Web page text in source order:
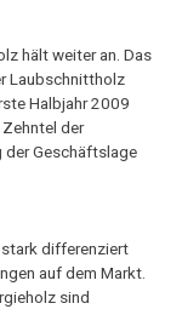
hält weiter an. Das
Laubschnittholz
Halbjahr 2009
der
der Geschäftslage
differenziert
auf dem Markt.
sind